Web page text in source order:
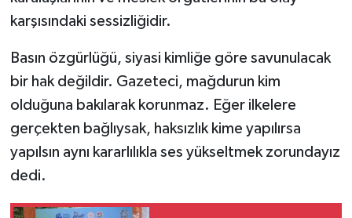
karşısındaki sessizliğidir.
Basın özgürlüğü, siyasi kimliğe göre savunulacak
bir hak değildir. Gazeteci, mağdurun kim
olduğuna bakılarak korunmaz. Eğer ilkelere
gerçekten bağlıysak, haksızlık kime yapılırsa
yapılsın aynı kararlılıkla ses yükseltmek zorundayız
dedi.